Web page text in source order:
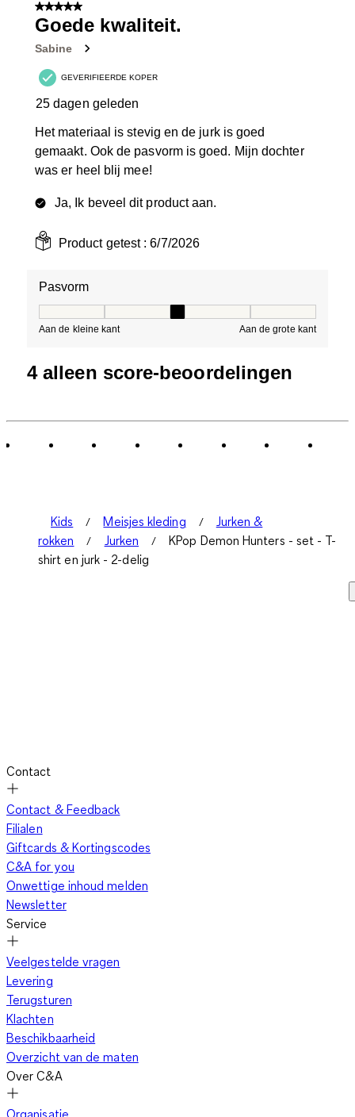
5 van 5 sterren.
Goede kwaliteit.
Sabine
GEVERIFIEERDE KOPER
25 dagen geleden
Het materiaal is stevig en de jurk is goed
gemaakt. Ook de pasvorm is goed. Mijn dochter
was er heel blij mee!
Ja, Ik beveel dit product aan.
Product getest :6/7/2026
Pasvorm
Aan de kleine kant Aan de grote kant
4 alleen score-beoordelingen
Kids Meisjes kleding
Jurken &
rokken
Jurken
KPop Demon Hunters - set - T-
shirt en jurk - 2-delig
Contact
Contact & Feedback
Filialen
Giftcards & Kortingscodes
C&A for you
Onwettige inhoud melden
Newsletter
Service
Veelgestelde vragen
Levering
Terugsturen
Klachten
Beschikbaarheid
Overzicht van de maten
Over C&A